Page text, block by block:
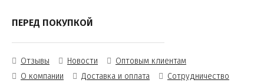
ПЕРЕД ПОКУПКОЙ
Отзывы Новости
Оптовым клиентам
О компании
Доставка и оплата
Сотрудничество